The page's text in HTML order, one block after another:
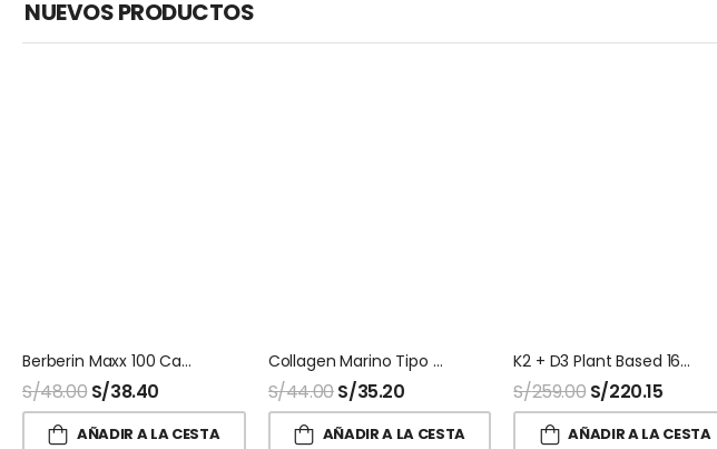
NUEVOS PRODUCTOS
Berberin Maxx 100 Capsulas Naturalmaxx
S/48.00 S/38.40
AÑADIR A LA CESTA
Collagen Marino Tipo 2 + Biotina 100 Capsulas Naturalmaxx
S/44.00S/35.20
AÑADIR A LA CESTA
K2 + D3 Plant Based 160 Softgel Sport Research
S/259.00 S/220.15
AÑADIR A LA CESTA